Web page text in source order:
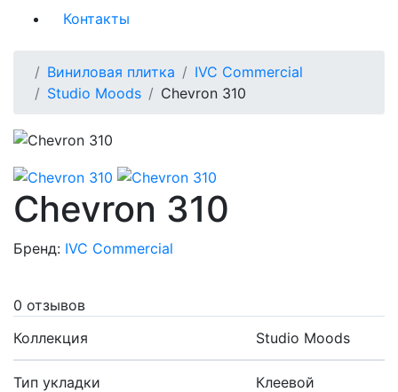
Контакты
Виниловая плитка
IVC Commercial
Studio Moods
Chevron 310
Chevron 310
Бренд: IVC Commercial
0 отзывов
Коллекция
Studio Moods
Тип укладки Клеевой